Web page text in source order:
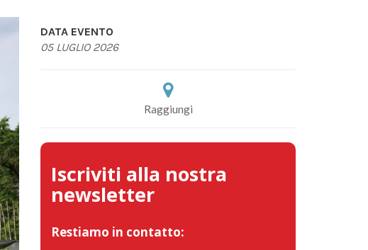
DATA EVENTO
05 LUGLIO 2026
Raggiungi
Iscriviti alla nostra
newsletter
Restiamo in contatto: